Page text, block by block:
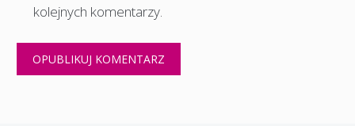
kolejnych komentarzy.